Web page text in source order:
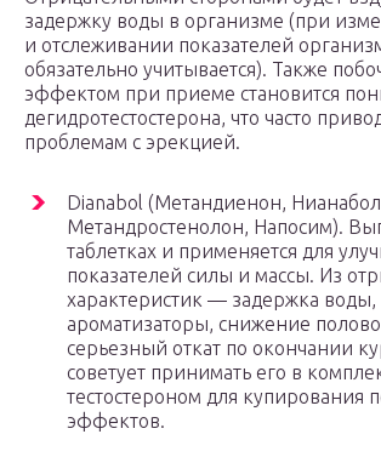
задержку воды в организме (при
и отслеживании показателей
обязательно учитывается). Также
эффектом при приеме становится
дегидротестостерона, что часто
проблемам с эрекцией.
Dianabol (Метандиенон,
Метандростенолон, Напосим).
таблетках и применяется для
показателей силы и массы. Из
характеристик — задержка воды,
ароматизаторы, снижение
серьезный откат по окончании
советует принимать его в
тестостероном для купирования
эффектов.